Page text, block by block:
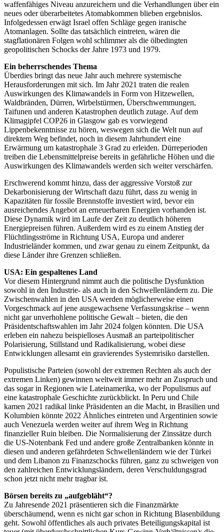
waffenfähiges Niveau anzureichern und die Verhandlungen über ein
neues oder überarbeitetes Atomabkommen blieben ergebnislos.
Infolgedessen erwägt Israel offen Schläge gegen iranische
Atomanlagen. Sollte das tatsächlich eintreten, wären die
stagflationären Folgen wohl schlimmer als die ölbedingten
geopolitischen Schocks der Jahre 1973 und 1979.
Ein beherrschendes Thema
Überdies bringt das neue Jahr auch mehrere systemische
Herausforderungen mit sich. Im Jahr 2021 traten die realen
Auswirkungen des Klimawandels in Form von Hitzewellen,
Waldbränden, Dürren, Wirbelstürmen, Überschwemmungen,
Taifunen und anderen Katastrophen deutlich zutage. Auf dem
Klimagipfel COP26 in Glasgow gab es vorwiegend
Lippenbekenntnisse zu hören, weswegen sich die Welt nun auf
direktem Weg befindet, noch in diesem Jahrhundert eine
Erwärmung um katastrophale 3 Grad zu erleiden. Dürreperioden
treiben die Lebensmittelpreise bereits in gefährliche Höhen und die
Auswirkungen des Klimawandels werden sich weiter verschärfen.
Erschwerend kommt hinzu, dass der aggressive Vorstoß zur
Dekarbonisierung der Wirtschaft dazu führt, dass zu wenig in
Kapazitäten für fossile Brennstoffe investiert wird, bevor ein
ausreichendes Angebot an erneuerbaren Energien vorhanden ist.
Diese Dynamik wird im Laufe der Zeit zu deutlich höheren
Energiepreisen führen. Außerdem wird es zu einem Anstieg der
Flüchtlingsströme in Richtung USA, Europa und anderer
Industrieländer kommen, und zwar genau zu einem Zeitpunkt, da
diese Länder ihre Grenzen schließen.
USA: Ein gespaltenes Land
Vor diesem Hintergrund nimmt auch die politische Dysfunktion
sowohl in den Industrie- als auch in den Schwellenländern zu. Die
Zwischenwahlen in den USA werden möglicherweise einen
Vorgeschmack auf jene ausgewachsene Verfassungskrise – wenn
nicht gar unverhohlene politische Gewalt – bieten, die den
Präsidentschaftswahlen im Jahr 2024 folgen könnten. Die USA
erleben ein nahezu beispielloses Ausmaß an parteipolitischer
Polarisierung, Stillstand und Radikalisierung, wobei diese
Entwicklungen allesamt ein gravierendes Systemrisiko darstellen.
Populistische Parteien (sowohl der extremen Rechten als auch der
extremen Linken) gewinnen weltweit immer mehr an Zuspruch und
das sogar in Regionen wie Lateinamerika, wo der Populismus auf
eine katastrophale Geschichte zurückblickt. In Peru und Chile
kamen 2021 radikal linke Präsidenten an die Macht, in Brasilien und
Kolumbien könnte 2022 Ähnliches eintreten und Argentinien sowie
auch Venezuela werden weiter auf ihrem Weg in Richtung
finanzieller Ruin bleiben. Die Normalisierung der Zinssätze durch
die US-Notenbank Fed und andere große Zentralbanken könnte in
diesen und anderen gefährdeten Schwellenländern wie der Türkei
und dem Libanon zu Finanzschocks führen, ganz zu schweigen von
den zahlreichen Entwicklungsländern, deren Verschuldungsgrad
schon jetzt nicht mehr tragbar ist.
Börsen bereits zu „aufgebläht“?
Zu Jahresende 2021 präsentieren sich die Finanzmärkte
überschäumend, wenn es nicht gar schon in Richtung Blasenbildung
geht. Sowohl öffentliches als auch privates Beteiligungskapital ist